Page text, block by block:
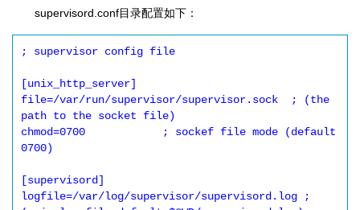
supervisord.conf目录配置如下：
; supervisor config file
[unix_http_server]
file=/var/run/supervisor/supervisor.sock  ; (the
path to the socket file)
chmod=0700            ; sockef file mode (default
0700)
[supervisord]
logfile=/var/log/supervisor/supervisord.log ;